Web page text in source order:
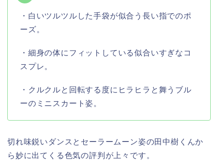
・白いツルツルした手袋が似合う長い指でのポ
ーズ。
・細身の体にフィットしている似合いすぎなコ
スプレ。
・クルクルと回転する度にヒラヒラと舞うブル
ーのミニスカート姿。
切れ味鋭いダンスとセーラームーン姿の田中樹くんか
ら妙に出てくる色気の評判が上々です。